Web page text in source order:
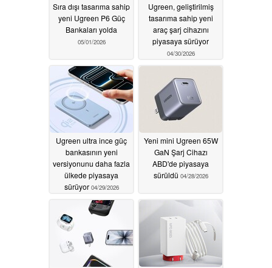
Sıra dışı tasarıma sahip
yeni Ugreen P6 Güç
Bankaları yolda
05/01/2026
Ugreen, geliştirilmiş
tasarıma sahip yeni
araç şarj cihazını
piyasaya sürüyor
04/30/2026
Ugreen ultra ince güç
bankasının yeni
versiyonunu daha fazla
ülkede piyasaya
sürüyor 04/29/2026
Yeni mini Ugreen 65W
GaN Şarj Cihazı
ABD'de piyasaya
sürüldü 04/28/2026